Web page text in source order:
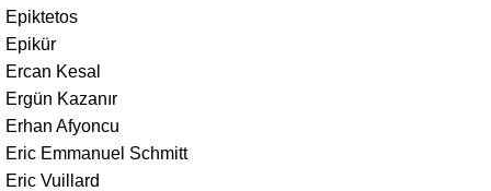
Epiktetos
Epikür
Ercan Kesal
Ergün Kazanır
Erhan Afyoncu
Eric Emmanuel Schmitt
Eric Vuillard